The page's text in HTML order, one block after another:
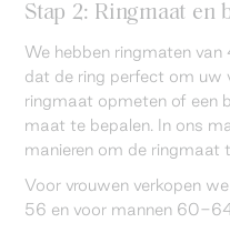
Stap 2: Ringmaat en
We hebben ringmaten
dat de ring perfect om uw
ringmaat opmeten of een
maat te bepalen. In ons
manieren om de ringmaat
Voor vrouwen verkopen
56 en voor mannen 60-